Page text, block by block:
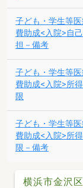
子ども・学生等医
費助成<入院>自
担－備考
子ども・学生等医
費助成<入院>所
限
子ども・学生等医
費助成<入院>所
限－備考
横浜市金沢